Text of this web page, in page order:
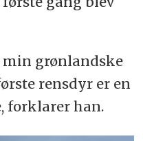
min grønlandske
rensdyr er en
forklarer han.